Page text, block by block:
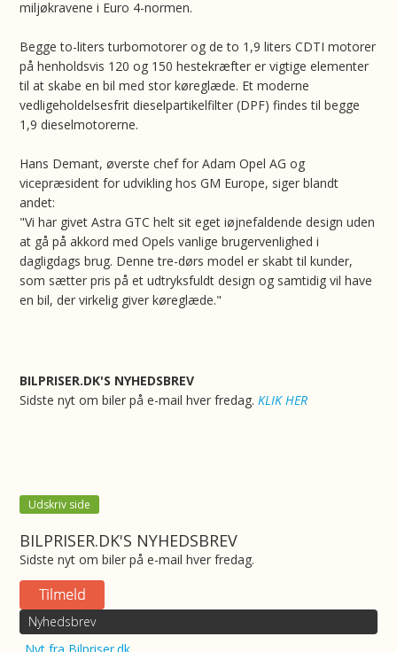
miljøkravene i Euro 4-normen.
Begge to-liters turbomotorer og de to 1,9 liters CDTI motorer
på henholdsvis 120 og 150 hestekræfter er vigtige elementer
til at skabe en bil med stor køreglæde. Et moderne
vedligeholdelsesfrit dieselpartikelfilter (DPF) findes til begge
1,9 dieselmotorerne.
Hans Demant, øverste chef for Adam Opel AG og
vicepræsident for udvikling hos GM Europe, siger blandt
andet:
"Vi har givet Astra GTC helt sit eget iøjnefaldende design uden
at gå på akkord med Opels vanlige brugervenlighed i
dagligdags brug. Denne tre-dørs model er skabt til kunder,
som sætter pris på et udtryksfuldt design og samtidig vil have
en bil, der virkelig giver køreglæde."
BILPRISER.DK'S NYHEDSBREV
Sidste nyt om biler på e-mail hver fredag.KLIK HER
Udskriv side
BILPRISER.DK'S NYHEDSBREV
Sidste nyt om biler på e-mail hver fredag.
Nyhedsbrev